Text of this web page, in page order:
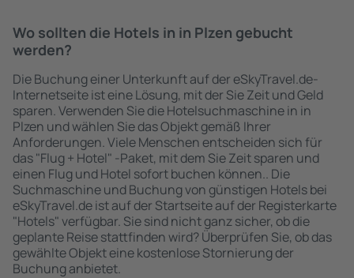
Wo sollten die Hotels in in Plzen gebucht
werden?
Die Buchung einer Unterkunft auf der eSkyTravel.de-
Internetseite ist eine Lösung, mit der Sie Zeit und Geld
sparen. Verwenden Sie die Hotelsuchmaschine in in
Plzen und wählen Sie das Objekt gemäß Ihrer
Anforderungen. Viele Menschen entscheiden sich für
das "Flug + Hotel" -Paket, mit dem Sie Zeit sparen und
einen Flug und Hotel sofort buchen können.. Die
Suchmaschine und Buchung von günstigen Hotels bei
eSkyTravel.de ist auf der Startseite auf der Registerkarte
"Hotels" verfügbar. Sie sind nicht ganz sicher, ob die
geplante Reise stattfinden wird? Überprüfen Sie, ob das
gewählte Objekt eine kostenlose Stornierung der
Buchung anbietet.